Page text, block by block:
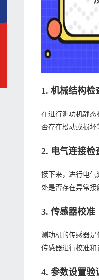
1.机械结构检
在进行测功机静
否存在松动或损坏
2. 电气连接检
接下来，进行电
处是否存在异常接
3. 传感器校准
测功机的传感器
传感器进行校准和
4. 参数设置验